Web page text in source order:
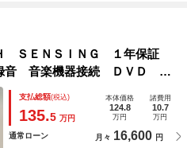
ＳＥＮＳＩＮＧ １年保証
音楽機器接続 ＤＶＤ Ｅ
－トヒ－タ－ クルコン ア
装置 整備記録簿 ＡＡＣ
支払総額(税込)
135.5 万円
本体価格
124.8
万円
諸費用
10.7
万円
通常ローン 月々 16,600 円